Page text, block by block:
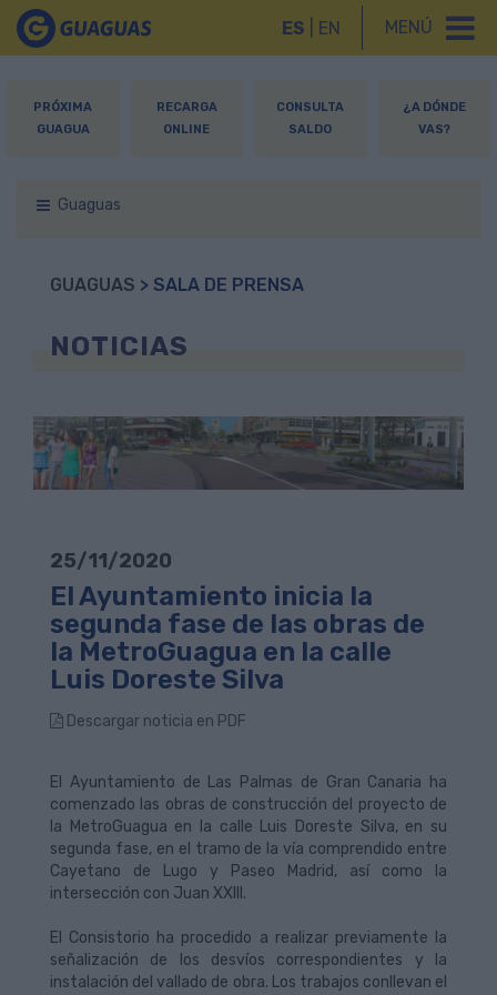
MENÚ
ES EN
PRÓXIMA
GUAGUA
RECARGA
ONLINE
CONSULTA
SALDO
¿A DÓNDE
VAS?
Guaguas
GUAGUAS > SALA DE PRENSA
NOTICIAS
25/11/2020
El Ayuntamiento inicia la
segunda fase de las obras de
la MetroGuagua en la calle
Luis Doreste Silva
Descargar noticia en PDF
El Ayuntamiento de Las Palmas de Gran Canaria ha
comenzado las obras de construcción del proyecto de
la MetroGuagua en la calle Luis Doreste Silva, en su
segunda fase, en el tramo de la vía comprendido entre
Cayetano de Lugo y Paseo Madrid, así como la
intersección con Juan XXIII.
El Consistorio ha procedido a realizar previamente la
señalización de los desvíos correspondientes y la
instalación del vallado de obra. Los trabajos conllevan el